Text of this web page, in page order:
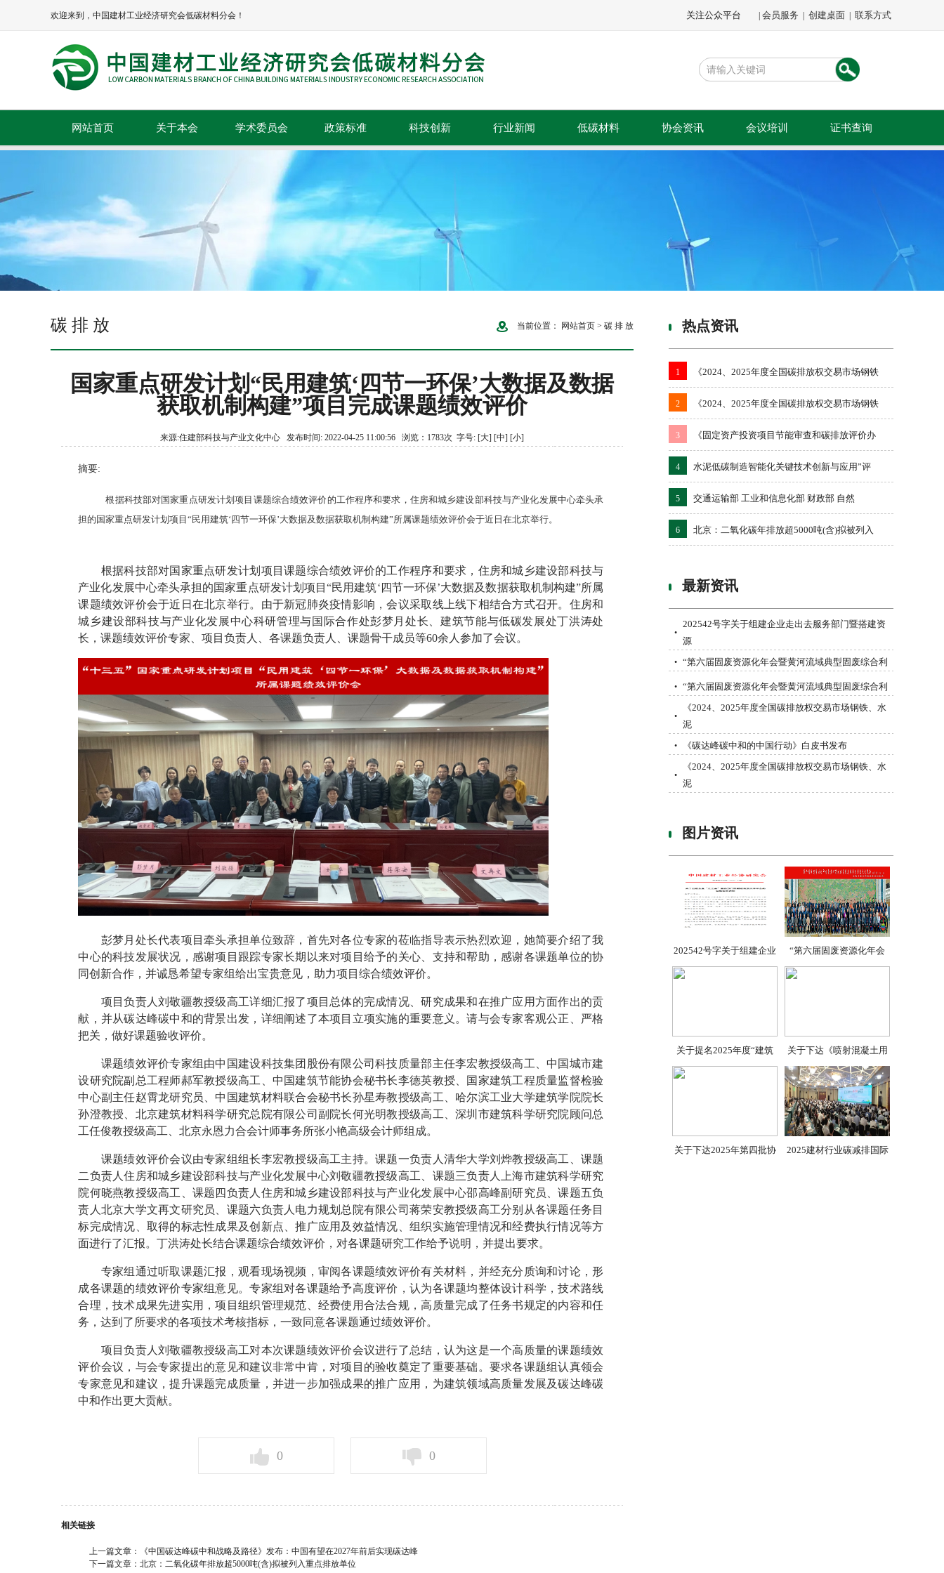
欢迎来到，中国建材工业经济研究会低碳材料分会！ 关注公众平台 会员服务 创建桌面 联系方式
网站首页 关于本会
协会领导
学术委员会 政策标准
标准规范
科技创新 行业新闻
行业信息
低碳材料 协会资讯
公示公告
会员动态
会员活动
会议培训 证书查询
碳 排 放 当前位置： 网站首页 > 碳 排 放
国家重点研发计划“民用建筑‘四节一环保’大数据及数据
获取机制构建”项目完成课题绩效评价
来源:住建部科技与产业文化中心 发布时间: 2022-04-25 11:00:56 浏览：1783次 字号: [大] [中] [小]
摘要:
根据科技部对国家重点研发计划项目课题综合绩效评价的工作程序和要求，住房和城乡建设部科技与产业化发展中心牵头承
担的国家重点研发计划项目“民用建筑‘四节一环保’大数据及数据获取机制构建”所属课题绩效评价会于近日在北京举行。
根据科技部对国家重点研发计划项目课题综合绩效评价的工作程序和要求，住房和城乡建设部科技与
产业化发展中心牵头承担的国家重点研发计划项目“民用建筑‘四节一环保’大数据及数据获取机制构建”所属
课题绩效评价会于近日在北京举行。由于新冠肺炎疫情影响，会议采取线上线下相结合方式召开。住房和
城乡建设部科技与产业化发展中心科研管理与国际合作处彭梦月处长、建筑节能与低碳发展处丁洪涛处
长，课题绩效评价专家、项目负责人、各课题负责人、课题骨干成员等60余人参加了会议。
彭梦月处长代表项目牵头承担单位致辞，首先对各位专家的莅临指导表示热烈欢迎，她简要介绍了我
中心的科技发展状况，感谢项目跟踪专家长期以来对项目给予的关心、支持和帮助，感谢各课题单位的协
同创新合作，并诚恳希望专家组给出宝贵意见，助力项目综合绩效评价。
项目负责人刘敬疆教授级高工详细汇报了项目总体的完成情况、研究成果和在推广应用方面作出的贡
献，并从碳达峰碳中和的背景出发，详细阐述了本项目立项实施的重要意义。请与会专家客观公正、严格
把关，做好课题验收评价。
课题绩效评价专家组由中国建设科技集团股份有限公司科技质量部主任李宏教授级高工、中国城市建
设研究院副总工程师郝军教授级高工、中国建筑节能协会秘书长李德英教授、国家建筑工程质量监督检验
中心副主任赵霄龙研究员、中国建筑材料联合会秘书长孙星寿教授级高工、哈尔滨工业大学建筑学院院长
孙澄教授、北京建筑材料科学研究总院有限公司副院长何光明教授级高工、深圳市建筑科学研究院顾问总
工任俊教授级高工、北京永恩力合会计师事务所张小艳高级会计师组成。
课题绩效评价会议由专家组组长李宏教授级高工主持。课题一负责人清华大学刘烨教授级高工、课题
二负责人住房和城乡建设部科技与产业化发展中心刘敬疆教授级高工、课题三负责人上海市建筑科学研究
院何晓燕教授级高工、课题四负责人住房和城乡建设部科技与产业化发展中心邵高峰副研究员、课题五负
责人北京大学文再文研究员、课题六负责人电力规划总院有限公司蒋荣安教授级高工分别从各课题任务目
标完成情况、取得的标志性成果及创新点、推广应用及效益情况、组织实施管理情况和经费执行情况等方
面进行了汇报。丁洪涛处长结合课题综合绩效评价，对各课题研究工作给予说明，并提出要求。
专家组通过听取课题汇报，观看现场视频，审阅各课题绩效评价有关材料，并经充分质询和讨论，形
成各课题的绩效评价专家组意见。专家组对各课题给予高度评价，认为各课题均整体设计科学，技术路线
合理，技术成果先进实用，项目组织管理规范、经费使用合法合规，高质量完成了任务书规定的内容和任
务，达到了所要求的各项技术考核指标，一致同意各课题通过绩效评价。
项目负责人刘敬疆教授级高工对本次课题绩效评价会议进行了总结，认为这是一个高质量的课题绩效
评价会议，与会专家提出的意见和建议非常中肯，对项目的验收奠定了重要基础。要求各课题组认真领会
专家意见和建议，提升课题完成质量，并进一步加强成果的推广应用，为建筑领域高质量发展及碳达峰碳
中和作出更大贡献。
0 0
相关链接
上一篇文章：
《中国碳达峰碳中和战略及路径》发布：中国有望在2027年前后实现碳达峰
下一篇文章： 北京：二氧化碳年排放超5000吨(含)拟被列入重点排放单位
热点资讯
1 《2024、2025年度全国碳排放权交易市场钢铁
2 《2024、2025年度全国碳排放权交易市场钢铁
3 《固定资产投资项目节能审查和碳排放评价办
4 水泥低碳制造智能化关键技术创新与应用”评
5 交通运输部 工业和信息化部 财政部 自然
6 北京：二氧化碳年排放超5000吨(含)拟被列入
最新资讯
•
202542号字关于组建企业走出去服务部门暨搭建资
源
• “第六届固废资源化年会暨黄河流域典型固废综合利
• “第六届固废资源化年会暨黄河流域典型固废综合利
•
《2024、2025年度全国碳排放权交易市场钢铁、水
泥
• 《碳达峰碳中和的中国行动》白皮书发布
•
《2024、2025年度全国碳排放权交易市场钢铁、水
泥
图片资讯
202542号字关于组建企业 “第六届固废资源化年会
关于提名2025年度“建筑 关于下达《喷射混凝土用
关于下达2025年第四批协 2025建材行业碳减排国际